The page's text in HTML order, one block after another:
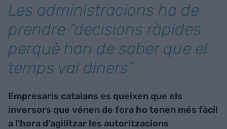
Les administracions ha de
prendre “decisions ràpides
perquè han de saber que el
temps val diners”
Empresaris catalans es queixen que els
inversors que vénen de fora ho tenen més fàcil
a l'hora d'agilitzar les autoritzacions